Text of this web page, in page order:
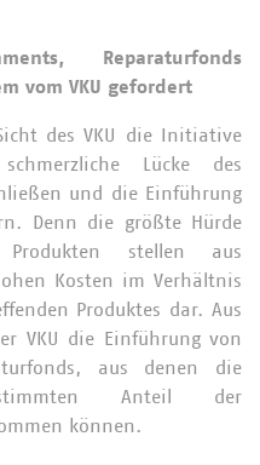
Reparaturfonds
vom VKU gefordert
des VKU die Initiative
Lücke des
und die Einführung
Denn die größte Hürde
stellen aus
Kosten im Verhältnis
Produktes dar. Aus
VKU die Einführung von
aus denen die
Anteil der
können.